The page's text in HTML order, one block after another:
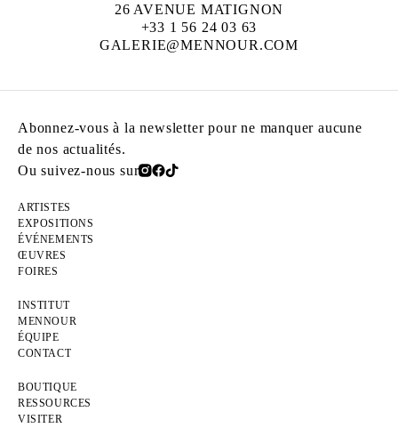
26 AVENUE MATIGNON
+33 1 56 24 03 63
GALERIE@MENNOUR.COM
Abonnez-vous à la newsletter pour ne manquer aucune
de nos actualités.
Ou suivez-nous sur
ARTISTES
EXPOSITIONS
ÉVÉNEMENTS
ŒUVRES
FOIRES
INSTITUT
MENNOUR
ÉQUIPE
CONTACT
BOUTIQUE
RESSOURCES
VISITER